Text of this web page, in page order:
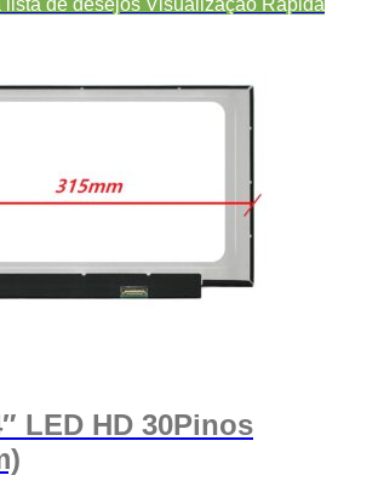
lista de desejos Visualização Rápida
LED HD 30Pinos